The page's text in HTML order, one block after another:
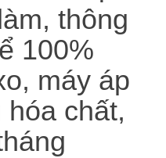
thông
100%
máy áp
chất,